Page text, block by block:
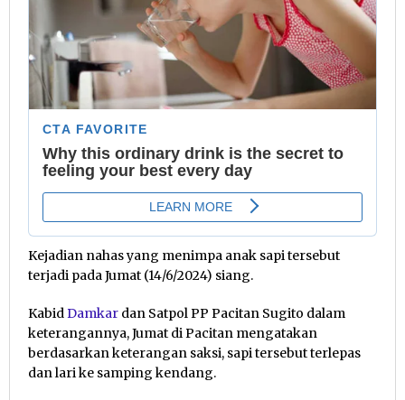
Kejadian nahas yang menimpa anak sapi tersebut
terjadi pada Jumat (14/6/2024) siang.
KabidDamkar dan Satpol PP Pacitan Sugito dalam
keterangannya, Jumat di Pacitan mengatakan
berdasarkan keterangan saksi, sapi tersebut terlepas
dan lari ke samping kendang.